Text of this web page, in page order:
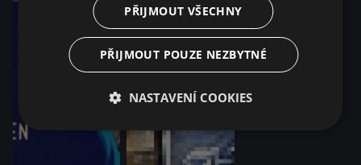
PŘIJMOUT VŠECHNY
PŘIJMOUT POUZE NEZBYTNÉ
NASTAVENÍ COOKIES